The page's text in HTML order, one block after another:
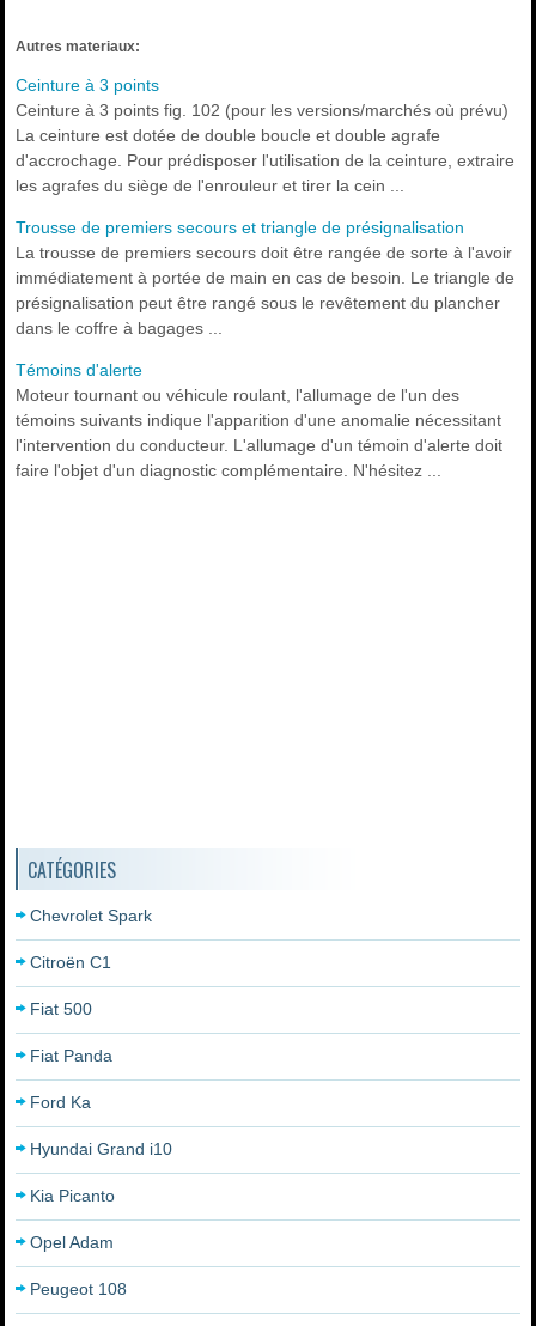
Autres materiaux:
Ceinture à 3 points
Ceinture à 3 points fig. 102 (pour les versions/marchés où prévu)
La ceinture est dotée de double boucle et double agrafe
d'accrochage. Pour prédisposer l'utilisation de la ceinture, extraire
les agrafes du siège de l'enrouleur et tirer la cein ...
Trousse de premiers secours et triangle de présignalisation
La trousse de premiers secours doit être rangée de sorte à l'avoir
immédiatement à portée de main en cas de besoin. Le triangle de
présignalisation peut être rangé sous le revêtement du plancher
dans le coffre à bagages ...
Témoins d'alerte
Moteur tournant ou véhicule roulant, l'allumage de l'un des
témoins suivants indique l'apparition d'une anomalie nécessitant
l'intervention du conducteur. L'allumage d'un témoin d'alerte doit
faire l'objet d'un diagnostic complémentaire. N'hésitez ...
CATÉGORIES
Chevrolet Spark
Citroën C1
Fiat 500
Fiat Panda
Ford Ka
Hyundai Grand i10
Kia Picanto
Opel Adam
Peugeot 108